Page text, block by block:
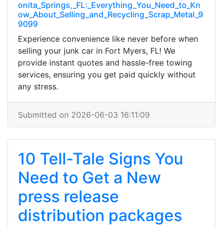
onita_Springs,_FL:_Everything_You_Need_to_Kn
ow_About_Selling_and_Recycling_Scrap_Metal_9
9099
Experience convenience like never before when
selling your junk car in Fort Myers, FL! We
provide instant quotes and hassle-free towing
services, ensuring you get paid quickly without
any stress.
Submitted on 2026-06-03 16:11:09
10 Tell-Tale Signs You
Need to Get a New
press release
distribution packages